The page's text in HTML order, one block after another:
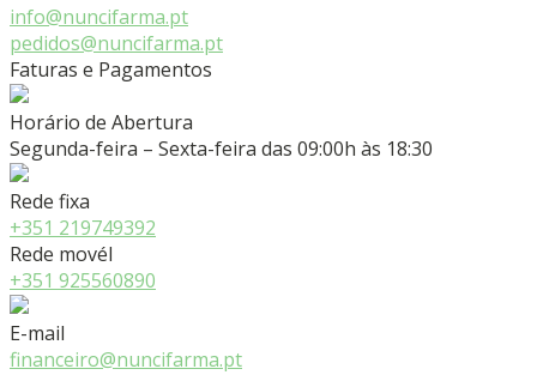
info@nuncifarma.pt
pedidos@nuncifarma.pt
Faturas e Pagamentos
Horário de Abertura
Segunda-feira – Sexta-feira das 09:00h às 18:30
Rede fixa
+351 219749392
Rede movél
+351 925560890
E-mail
financeiro@nuncifarma.pt